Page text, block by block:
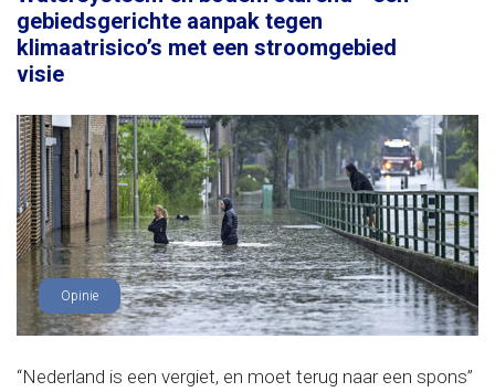
gebiedsgerichte aanpak tegen
klimaatrisico’s met een stroomgebied
visie
Opinie
“Nederland is een vergiet, en moet terug naar een spons”